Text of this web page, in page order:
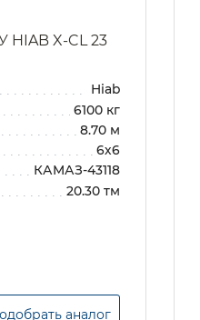
HIAB X-CL 23
Hiab
6100 кг
8.70 м
6х6
КАМАЗ-43118
20.30 тм
аналог